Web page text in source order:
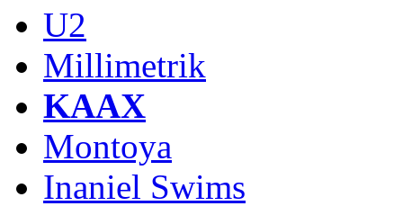
U2
Millimetrik
KAAX
Montoya
Inaniel Swims